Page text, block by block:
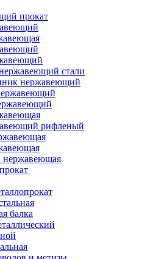
прокат
стали
нержавеющий
рифленый
нержавеющая
балка